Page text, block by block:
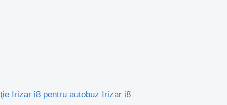
Irizar i8 pentru autobuz Irizar i8